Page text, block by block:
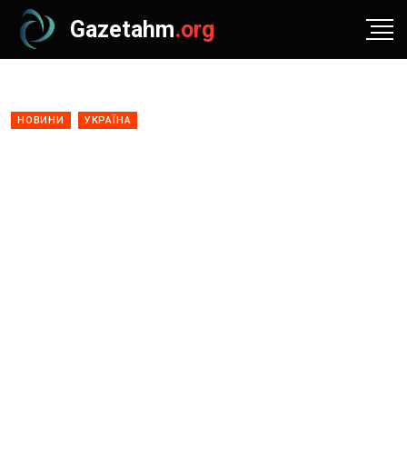
Gazetahm.org
НОВИНИ УКРАЇНА